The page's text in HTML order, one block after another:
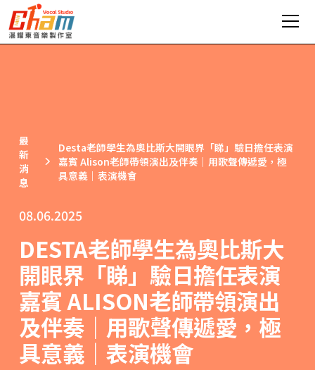
最
新
消
息
Desta老師學生為奧比斯大開眼界「睇」驗日擔任表演
嘉賓 Alison老師帶領演出及伴奏｜用歌聲傳遞愛，極
具意義｜表演機會
08.06.2025
DESTA老師學生為奧比斯大
開眼界「睇」驗日擔任表演
嘉賓 ALISON老師帶領演出
及伴奏｜用歌聲傳遞愛，極
具意義｜表演機會